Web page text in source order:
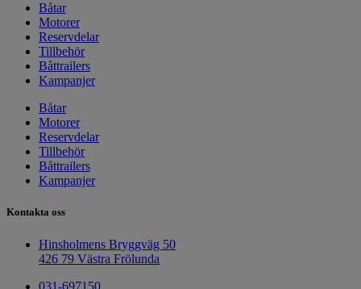
Båtar
Motorer
Reservdelar
Tillbehör
Båttrailers
Kampanjer
Båtar
Motorer
Reservdelar
Tillbehör
Båttrailers
Kampanjer
Kontakta oss
Hinsholmens Bryggväg 50
426 79 Västra Frölunda
031-697150